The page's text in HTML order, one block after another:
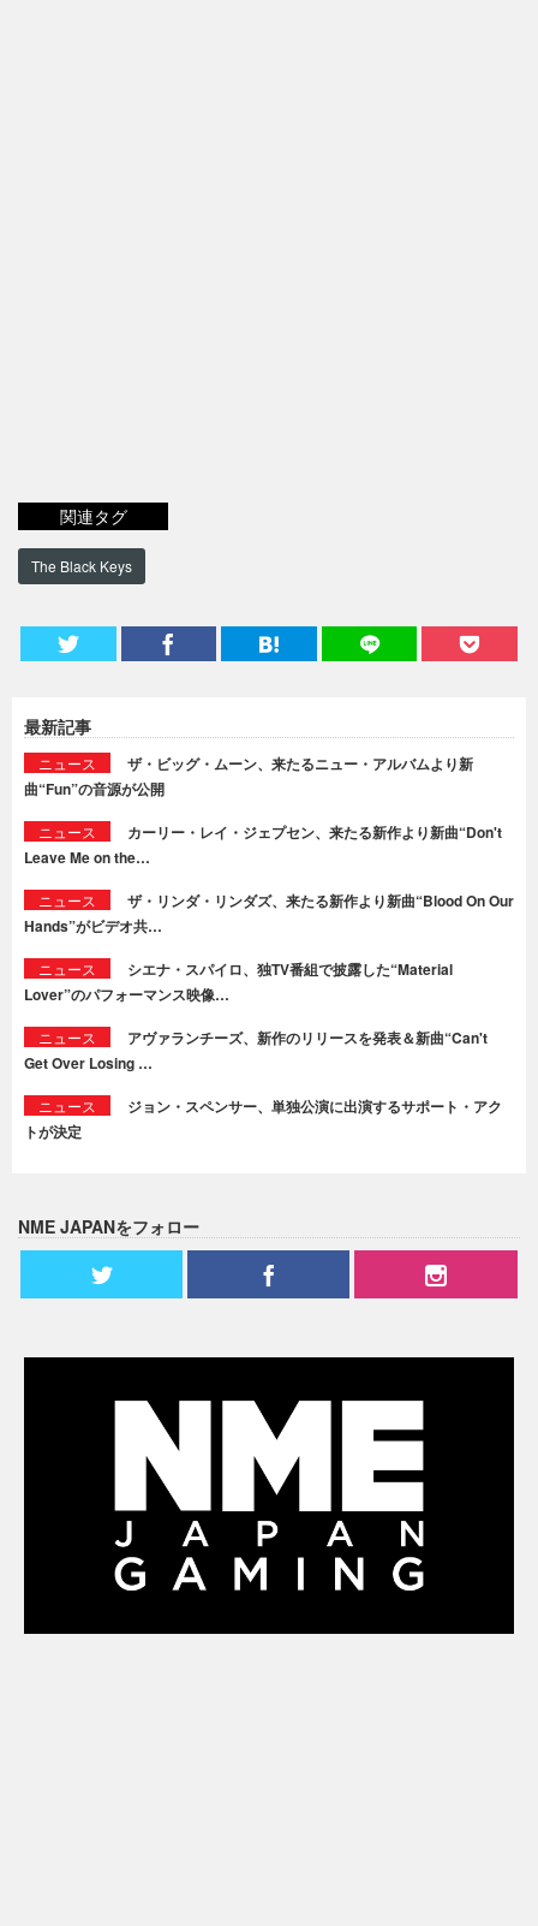
関連タグ
The Black Keys
最新記事
ニュース
ザ・ビッグ・ムーン、来たるニュー・アルバムより新
曲“Fun”の音源が公開
ニュース
カーリー・レイ・ジェプセン、来たる新作より新曲“Don't
Leave Me on the…
ニュース
ザ・リンダ・リンダズ、来たる新作より新曲“Blood On Our
Hands”がビデオ共…
ニュース
シエナ・スパイロ、独TV番組で披露した“Material
Lover”のパフォーマンス映像…
ニュース
アヴァランチーズ、新作のリリースを発表＆新曲“Can't
Get Over Losing …
ニュース
ジョン・スペンサー、単独公演に出演するサポート・アク
トが決定
NME JAPANをフォロー